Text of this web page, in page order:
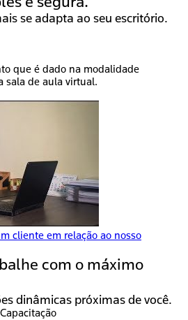
se adapta ao seu escritório.
que é dado na modalidade
sala de aula virtual.
cliente em relação ao nosso
com o máximo
dinâmicas próximas de você.